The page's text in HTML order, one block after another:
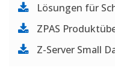
Lösungen für
ZPAS
Z-Server Small